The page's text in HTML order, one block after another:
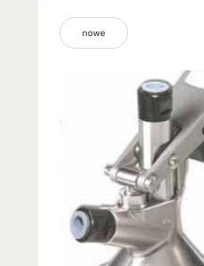
nowe